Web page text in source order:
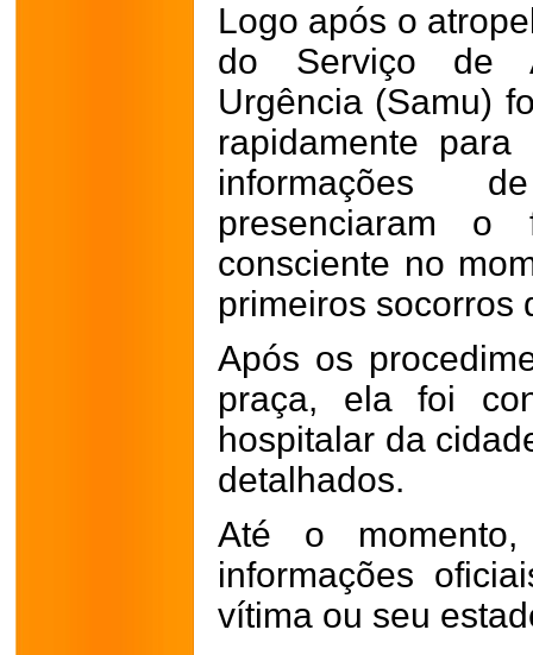
Logo após o
do Serviço de
Urgência (Samu)
rapidamente
informações
presenciaram
consciente no
primeiros socorros
Após os
praça, ela foi
hospitalar da
detalhados.
Até o
informações
vítima ou seu